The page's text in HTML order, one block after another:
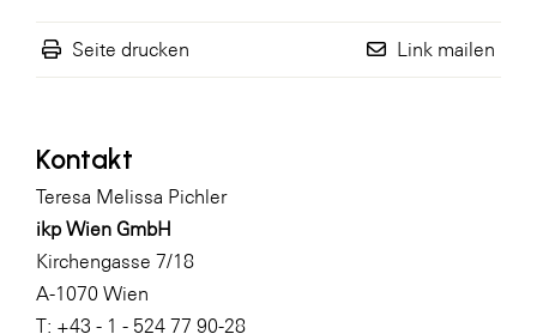
Seite drucken Link mailen
Kontakt
Teresa Melissa Pichler
ikp Wien GmbH
Kirchengasse 7/18
A-1070 Wien
T: +43 - 1 - 524 77 90-28